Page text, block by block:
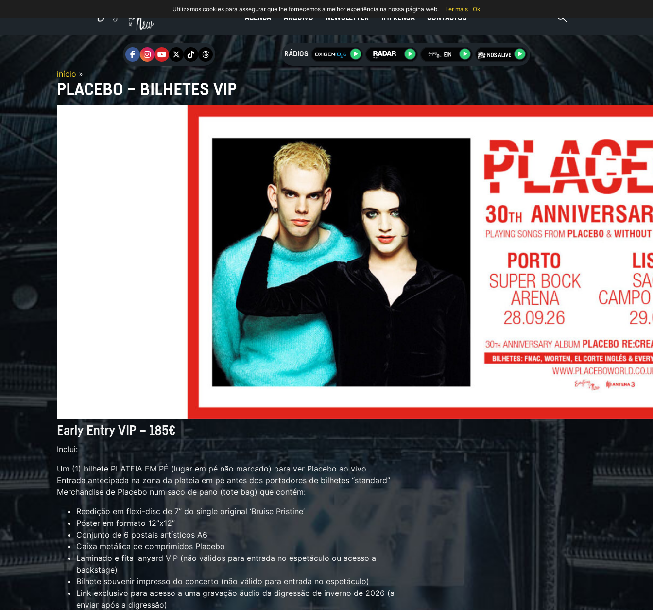
AGENDA ARQUIVO NEWSLETTER IMPRENSA CONTACTOS
RÁDIOS
início »
PLACEBO – BILHETES VIP
Early Entry VIP – 185€
Inclui:
Um (1) bilhete PLATEIA EM PÉ (lugar em pé não marcado) para ver Placebo ao vivo
Entrada antecipada na zona da plateia em pé antes dos portadores de bilhetes “standard”
Merchandise de Placebo num saco de pano (tote bag) que contém:
Reedição em flexi-disc de 7” do single original ‘Bruise Pristine’
Póster em formato 12”x12”
Conjunto de 6 postais artísticos A6
Caixa metálica de comprimidos Placebo
Laminado e fita lanyard VIP (não válidos para entrada no espetáculo ou acesso a
backstage)
Bilhete souvenir impresso do concerto (não válido para entrada no espetáculo)
Link exclusivo para acesso a uma gravação áudio da digressão de inverno de 2026 (a
enviar após a digressão)
Utilizamos cookies para assegurar que lhe fornecemos a melhor experiência na nossa página web. Ler mais Ok